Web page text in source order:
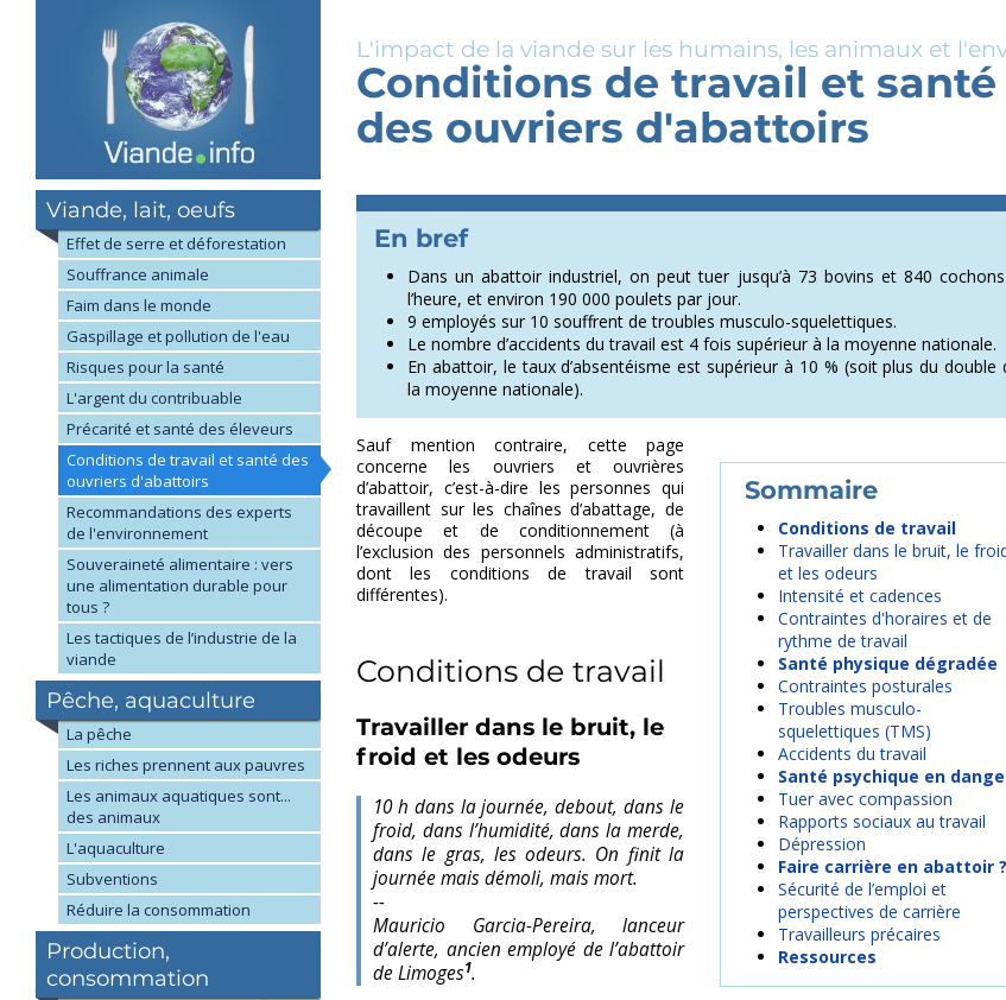
Viande, lait, oeufs
Effet de serre et déforestation
Souffrance animale
Faim dans le monde
Gaspillage et pollution de l'eau
Risques pour la santé
L'argent du contribuable
Précarité et santé des éleveurs
Conditions de travail et santé des
ouvriers d'abattoirs
Recommandations des experts
de l'environnement
Souveraineté alimentaire : vers
une alimentation durable pour
tous ?
Les tactiques de l’industrie de la
viande
Pêche, aquaculture
La pêche
Les riches prennent aux pauvres
Les animaux aquatiques sont...
des animaux
L'aquaculture
Subventions
Réduire la consommation
Production,
consommation
L'impact de la viande sur les humains, les animaux et
Conditions de travail et santé
des ouvriers d'abattoirs
Dans un abattoir industriel, on peut tuer jusqu’à 73 bovins et 840
l’heure, et environ 190 000 poulets par jour.
9 employés sur 10 souffrent de troubles musculo-squelettiques.
Le nombre d’accidents du travail est 4 fois supérieur à la moyenne nationale.
En abattoir, le taux d’absentéisme est supérieur à 10 % (soit plus du double
la moyenne nationale).
Conditions de travail
Travailler dans le bruit, le
et les odeurs
Intensité et cadences
Contraintes d'horaires et de
rythme de travail
Santé physique dégradée
Contraintes posturales
Troubles musculo-
squelettiques (TMS)
Accidents du travail
Santé psychique en
Tuer avec compassion
Rapports sociaux au travail
Dépression
Faire carrière en abattoir ?
Sécurité de l’emploi et
perspectives de carrière
Travailleurs précaires
Ressources
Sauf mention contraire, cette page
concerne les ouvriers et ouvrières
d’abattoir, c’est-à-dire les personnes qui
travaillent sur les chaînes d’abattage, de
découpe et de conditionnement (à
l’exclusion des personnels administratifs,
dont les conditions de travail sont
différentes).
Conditions de travail
Travailler dans le bruit, le
froid et les odeurs
10 h dans la journée, debout, dans le
froid, dans l’humidité, dans la merde,
dans le gras, les odeurs. On finit la
journée mais démoli, mais mort.
--
Mauricio Garcia-Pereira, lanceur
d’alerte, ancien employé de l’abattoir
de Limoges1.